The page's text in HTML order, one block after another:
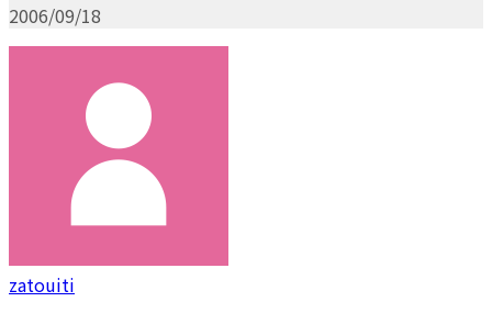
2006/09/18
zatouiti